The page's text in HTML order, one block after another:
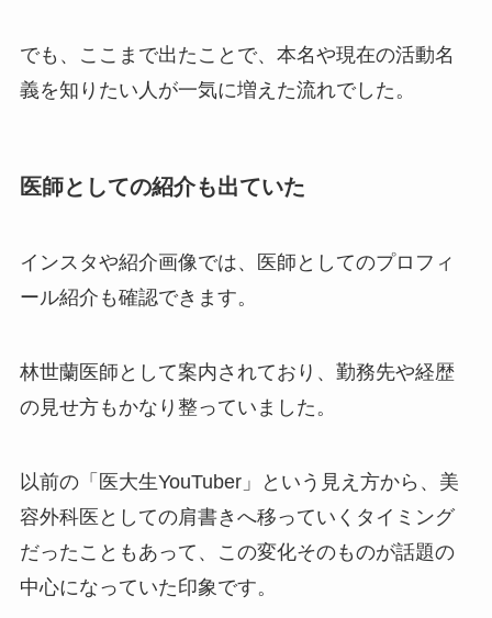
でも、ここまで出たことで、本名や現在の活動名
義を知りたい人が一気に増えた流れでした。
医師としての紹介も出ていた
インスタや紹介画像では、医師としてのプロフィ
ール紹介も確認できます。
林世蘭医師として案内されており、勤務先や経歴
の見せ方もかなり整っていました。
以前の「医大生YouTuber」という見え方から、美
容外科医としての肩書きへ移っていくタイミング
だったこともあって、この変化そのものが話題の
中心になっていた印象です。